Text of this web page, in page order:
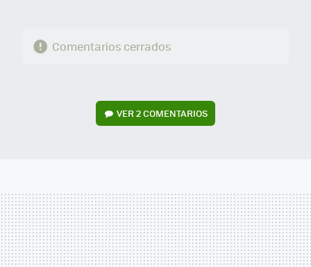
Comentarios cerrados
VER2 COMENTARIOS